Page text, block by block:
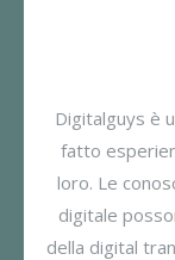
Digitalguys è
fatto
loro. Le
digitale
della digital